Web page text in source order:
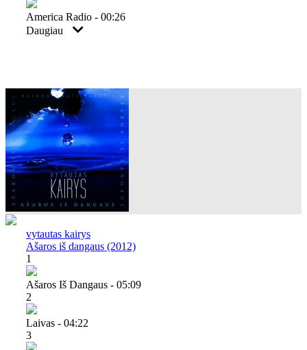
America Radio - 00:26
Daugiau
vytautas kairys
Ašaros iš dangaus (2012)
1
Ašaros Iš Dangaus - 05:09
2
Laivas - 04:22
3